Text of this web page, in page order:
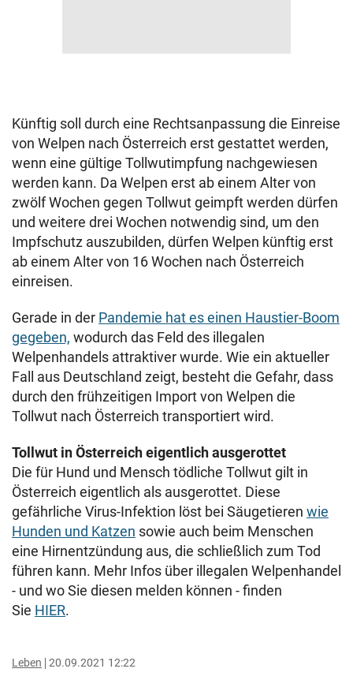
Künftig soll durch eine Rechtsanpassung die Einreise
von Welpen nach Österreich erst gestattet werden,
wenn eine gültige Tollwutimpfung nachgewiesen
werden kann. Da Welpen erst ab einem Alter von
zwölf Wochen gegen Tollwut geimpft werden dürfen
und weitere drei Wochen notwendig sind, um den
Impfschutz auszubilden, dürfen Welpen künftig erst
ab einem Alter von 16 Wochen nach Österreich
einreisen.
Gerade in der Pandemie hat es einen Haustier-Boom
gegeben, wodurch das Feld des illegalen
Welpenhandels attraktiver wurde. Wie ein aktueller
Fall aus Deutschland zeigt, besteht die Gefahr, dass
durch den frühzeitigen Import von Welpen die
Tollwut nach Österreich transportiert wird.
Tollwut in Österreich eigentlich ausgerottet
Die für Hund und Mensch tödliche Tollwut gilt in
Österreich eigentlich als ausgerottet. Diese
gefährliche Virus-Infektion löst bei Säugetieren wie
Hunden und Katzen sowie auch beim Menschen
eine Hirnentzündung aus, die schließlich zum Tod
führen kann. Mehr Infos über illegalen Welpenhandel
- und wo Sie diesen melden können - finden
Sie HIER.
Leben 20.09.2021 12:22